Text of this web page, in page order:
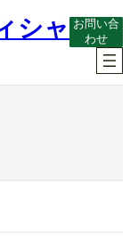
シャ
お問い合
わせ